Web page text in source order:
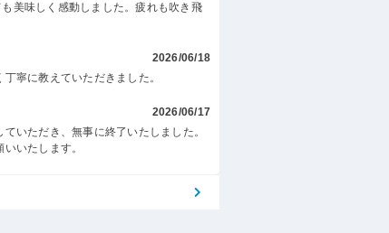
美味しく感動しました。疲れも吹き飛
2026/06/18
寧に教えていただきました。
2026/06/17
いただき、無事に終了いたしました。
いたします。